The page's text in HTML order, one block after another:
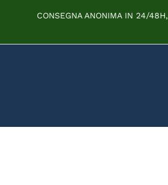
CONSEGNA ANONIMA IN 24/